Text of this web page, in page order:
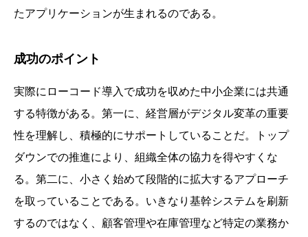
たアプリケーションが生まれるのである。
成功のポイント
実際にローコード導入で成功を収めた中小企業には共通
する特徴がある。第一に、経営層がデジタル変革の重要
性を理解し、積極的にサポートしていることだ。トップ
ダウンでの推進により、組織全体の協力を得やすくな
る。第二に、小さく始めて段階的に拡大するアプローチ
を取っていることである。いきなり基幹システムを刷新
するのではなく、顧客管理や在庫管理など特定の業務か